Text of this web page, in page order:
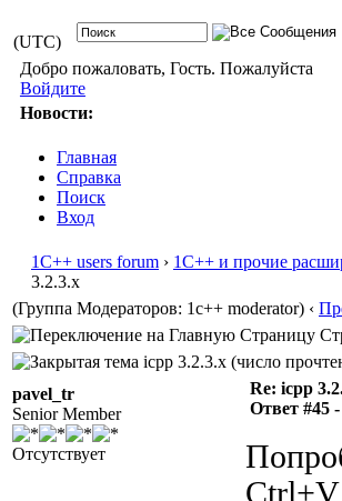
(UTC)
Добро пожаловать, Гость. Пожалуйста
Войдите
Новости:
Главная
Справка
Поиск
Вход
1С++ users forum › 1С++ и прочие
3.2.3.x
(Группа Модераторов: 1c++ moderator) ‹
icpp 3.2.3.x (число
pavel_tr
Senior Member
Отсутствует
Re: icpp
Ответ #45 -
Ctrl+V